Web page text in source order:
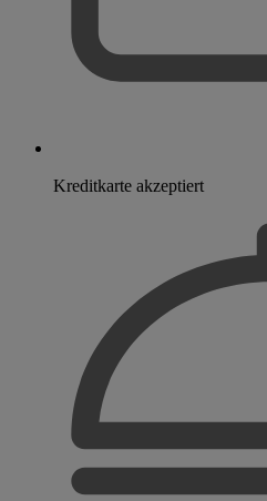
Kreditkarte akzeptiert